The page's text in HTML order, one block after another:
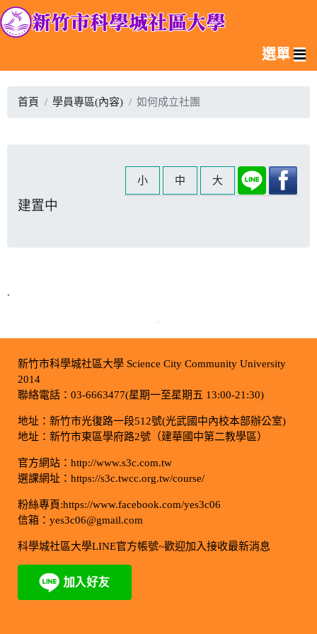
選單
首頁 學員專區(內容) 如何成立社團
小 中 大
建置中
.
新竹市科學城社區大學 Science City Community University
2014
聯絡電話：03-6663477(星期一至星期五 13:00-21:30)
地址：新竹市光復路一段512號(光武國中內校本部辦公室)
地址：新竹市東區學府路2號（建華國中第二教學區）
官方網站：http://www.s3c.com.tw
選課網址：https://s3c.twcc.org.tw/course/
粉絲專頁:https://www.facebook.com/yes3c06
信箱：yes3c06@gmail.com
科學城社區大學LINE官方帳號~歡迎加入接收最新消息